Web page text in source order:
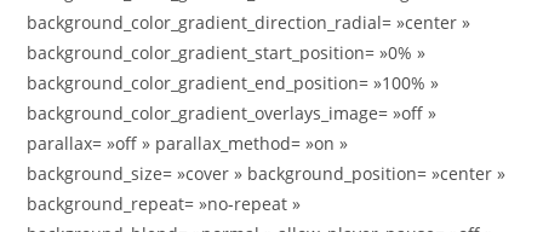
background_color_gradient_direction_radial= »center »
background_color_gradient_start_position= »0% »
background_color_gradient_end_position= »100% »
background_color_gradient_overlays_image= »off »
parallax= »off » parallax_method= »on »
background_size= »cover » background_position= »center »
background_repeat= »no-repeat »